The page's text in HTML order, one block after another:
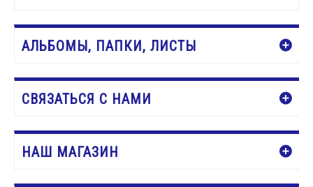
АЛЬБОМЫ, ПАПКИ, ЛИСТЫ
СВЯЗАТЬСЯ С НАМИ
НАШ МАГАЗИН